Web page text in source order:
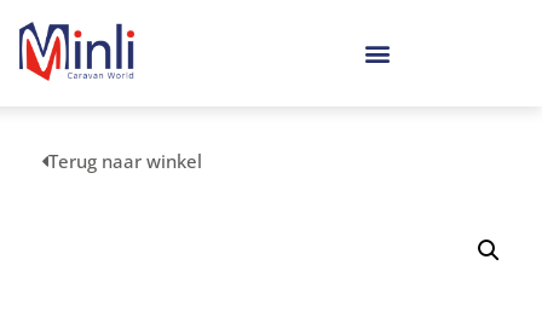
Terug naar winkel